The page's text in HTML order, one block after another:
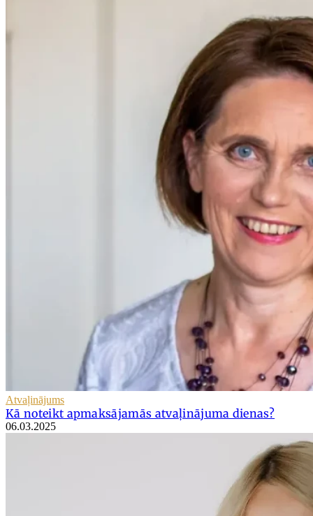
Atvaļinājums
Kā noteikt apmaksājamās atvaļinājuma dienas?
06.03.2025